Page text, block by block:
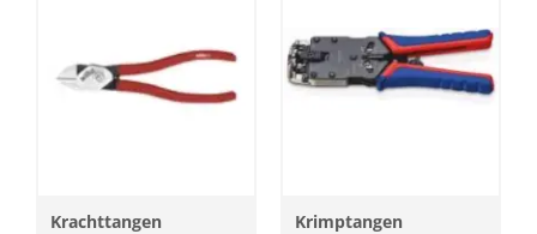
Krachttangen Krimptangen